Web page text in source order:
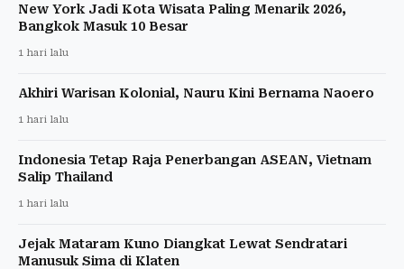
New York Jadi Kota Wisata Paling Menarik 2026,
Bangkok Masuk 10 Besar
1 hari lalu
Akhiri Warisan Kolonial, Nauru Kini Bernama Naoero
1 hari lalu
Indonesia Tetap Raja Penerbangan ASEAN, Vietnam
Salip Thailand
1 hari lalu
Jejak Mataram Kuno Diangkat Lewat Sendratari
Manusuk Sima di Klaten